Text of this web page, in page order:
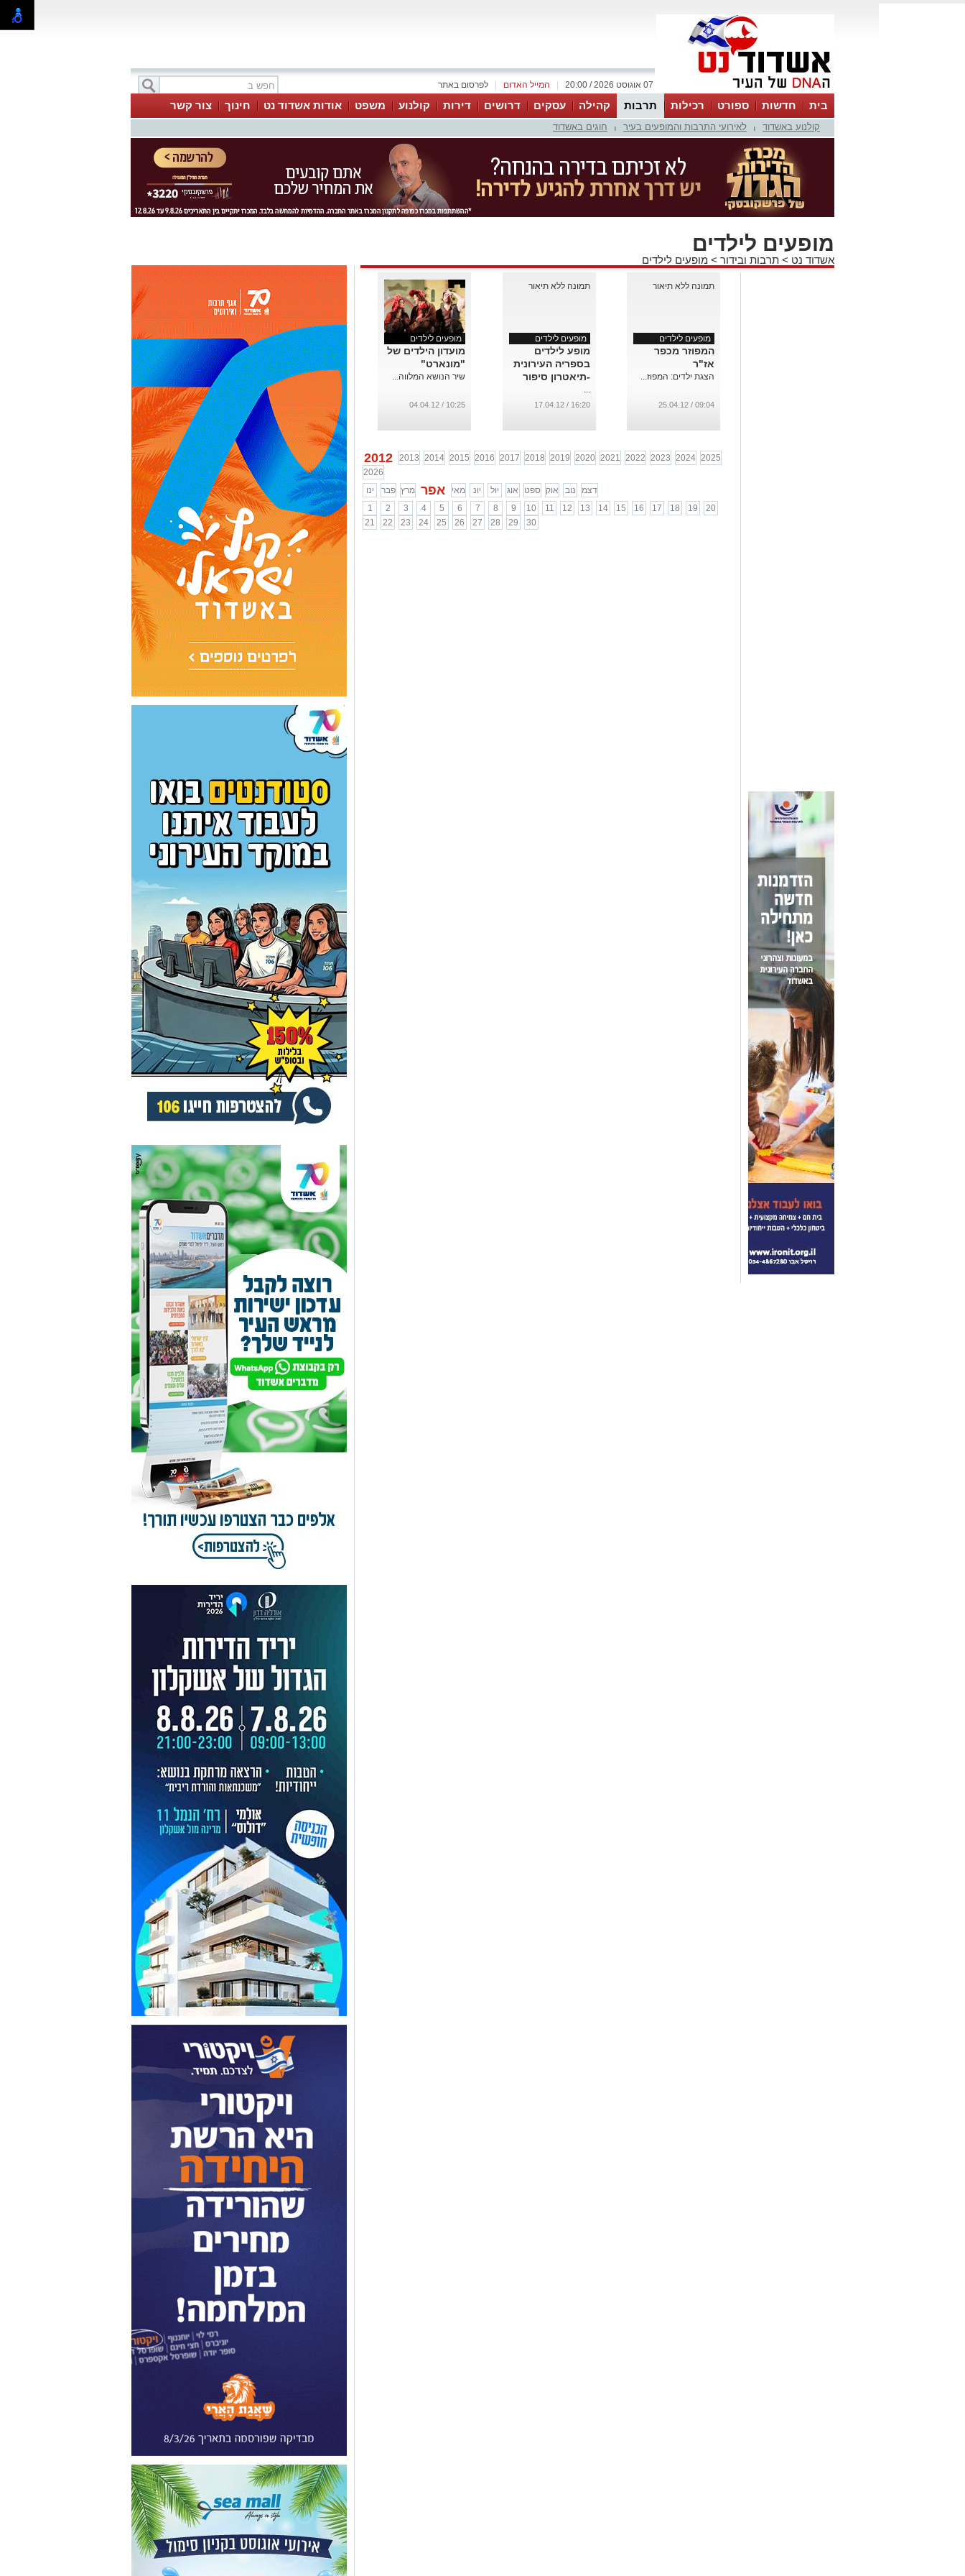
לפרסום באתר המייל האדום 07 אוגוסט 2026 / 20:00
בית חדשות ספורט רכילות תרבות קהילה עסקים דרושים דירות קולנוע משפט אודות אשדוד נט חינוך צור קשר
קולנוע באשדוד לאירועי התרבות והמופעים בעיר חוגים באשדוד
מופעים לילדים
אשדוד נט > תרבות ובידור > מופעים לילדים
מופעים לילדים
המפוזר מכפר
אז"ר
הצגת ילדים: המפוז...
09:04 / 25.04.12
מופעים לילדים
מופע לילדים
בספריה העירונית
-תיאטרון סיפור
...
16:20 / 17.04.12
מופעים לילדים
מועדון הילדים של
"מונארט"
שיר הנושא המלווה...
10:25 / 04.04.12
2012 2013 2014 2015 2016 2017 2018 2019 2020 2021 2022 2023 2024 2025
2026
ינו
פבר מרץ אפר מאי יונ יול אוג ספט אוק נוב
דצמ
1
2 3 4 5 6 7 8 9 10 11 12 13 14 15 16 17 18 19
20
21
22 23 24 25 26 27 28 29 30